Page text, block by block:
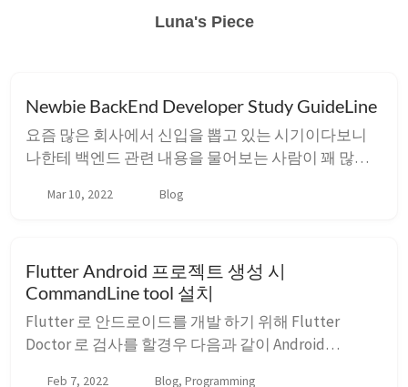
Luna's Piece
Newbie BackEnd Developer Study GuideLine
요즘 많은 회사에서 신입을 뽑고 있는 시기이다보니
나한테 백엔드 관련 내용을 물어보는 사람이 꽤 많다.
않기에 잘 모르지만… 게임 서버 취직하는법 알려달라
장 편하다. Java ...
Mar 10, 2022 Blog
Flutter Android 프로젝트 생성 시
CommandLine tool 설치
Flutter 로 안드로이드를 개발 하기 위해 Flutter
Doctor 로 검사를 할경우 다음과 같이 Android
Feb 7, 2022 Blog, Programming